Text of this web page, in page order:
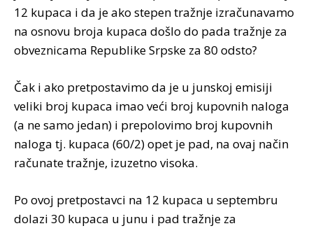
12 kupaca i da je ako stepen tražnje izračunavamo
na osnovu broja kupaca došlo do pada tražnje za
obveznicama Republike Srpske za 80 odsto?
Čak i ako pretpostavimo da je u junskoj emisiji
veliki broj kupaca imao veći broj kupovnih naloga
(a ne samo jedan) i prepolovimo broj kupovnih
naloga tj. kupaca (60/2) opet je pad, na ovaj način
računate tražnje, izuzetno visoka.
Po ovoj pretpostavci na 12 kupaca u septembru
dolazi 30 kupaca u junu i pad tražnje za